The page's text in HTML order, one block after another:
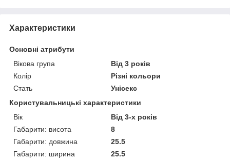
Характеристики
Основні атрибути
Вікова група
Від 3 років
Колір
Різні кольори
Стать
Унісекс
Користувальницькі характеристики
Вік
Від 3-х років
Габарити: висота
8
Габарити: довжина
25.5
Габарити: ширина
25.5